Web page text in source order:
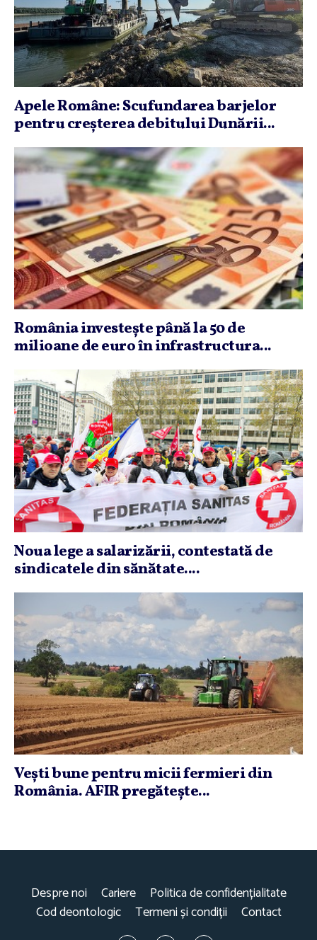
Apele Române: Scufundarea barjelor
pentru creşterea debitului Dunării...
România investeşte până la 50 de
milioane de euro în infrastructura...
Noua lege a salarizării, contestată de
sindicatele din sănătate....
Veşti bune pentru micii fermieri din
România. AFIR pregăteşte...
Despre noi Cariere
Politica de confidențialitate
Cod deontologic
Termeni și condiții Contact